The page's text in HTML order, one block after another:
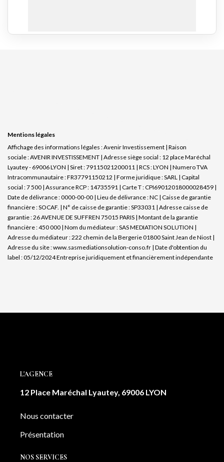
Mentions légales
Affichage des informations légales : Avenir Investissement | Raison
sociale : AVENIR INVESTISSEMENT | Adresse siège social : 12 place Maréchal
Lyautey - 69006 LYON | Siret : 79115021200011 | RCS : LYON | Numero TVA
Intracommunautaire : FR37791150212 | Forme juridique : SARL | Capital
social : 7 500 | Assurance RCP : 14735591 | Carte T : CPI69012018000028459 |
Date de délivrance : 0000-00-00 | Lieu de délivrance : NC | Caisse de garantie
financière : SOCAF. | N° de caisse de garantie : SP33031 | Adresse caisse de
garantie : 26 AVENUE DE SUFFREN 75015 PARIS | Montant de la garantie
financière : 450 000 | Nom du médiateur : SAS MEDIATION SOLUTION |
Adresse du médiateur : 222 chemin de la Bergerie 01800 Saint Jean de Niost |
Adresse du site :www.sasmediationsolution-conso.fr | Date d'obtention du
label : 05/12/2024Entreprise juridiquement et financièrement indépendante
L'AGENCE
12 Place Maréchal Lyautey, 69006 LYON
Nous contacter
Présentation
NOS SERVICES